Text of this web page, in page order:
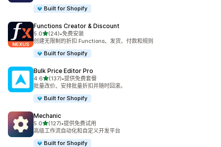
Built for Shopify
Functions Creator & Discount
5.0星（满分 5 星）
(24)
总共 24 条评论
•免费安装
创建无限制的折扣 Functions、发货、付款和规则
Built for Shopify
Bulk Price Editor Pro
4.6星（满分 5 星）
(137)
总共 137 条评论
•提供免费套餐
批量改价、安排批量折扣并随时回滚。
Built for Shopify
Mechanic
5.0星（满分 5 星）
(127)
总共 127 条评论
•提供免费试用
高级工作流自动化和自定义开发平台
Built for Shopify